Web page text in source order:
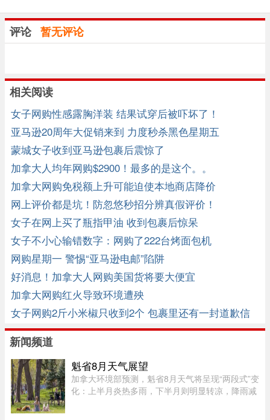
评论 暂无评论
相关阅读
女子网购性感露胸洋装 结果试穿后被吓坏了！
亚马逊20周年大促销来到 力度秒杀黑色星期五
蒙城女子收到亚马逊包裹后震惊了
加拿大人均年网购$2900！最多的是这个。。
加拿大网购免税额上升可能迫使本地商店降价
网上评价都是坑！防忽悠秒招分辨真假评价！
女子在网上买了瓶指甲油 收到包裹后惊呆
女子不小心输错数字：网购了222台烤面包机
网购星期一 警惕“亚马逊电邮”陷阱
好消息！加拿大人网购美国货将要大便宜
加拿大网购红火导致环境遭殃
女子网购2斤小米椒只收到2个 包裹里还有一封道歉信
新闻频道
魁省8月天气展望
加拿大环境部预测，魁省8月天气将呈现“两段式”变
化：上半月炎热多雨，下半月则明显转凉，降雨减